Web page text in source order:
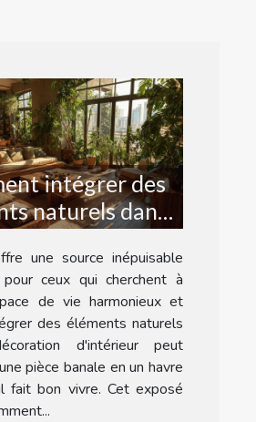
intégrer des
naturels dans
décoration
une source inépuisable
pour ceux qui cherchent à
de vie harmonieux et
des éléments naturels
d'intérieur peut
pièce banale en un havre
fait bon vivre. Cet exposé